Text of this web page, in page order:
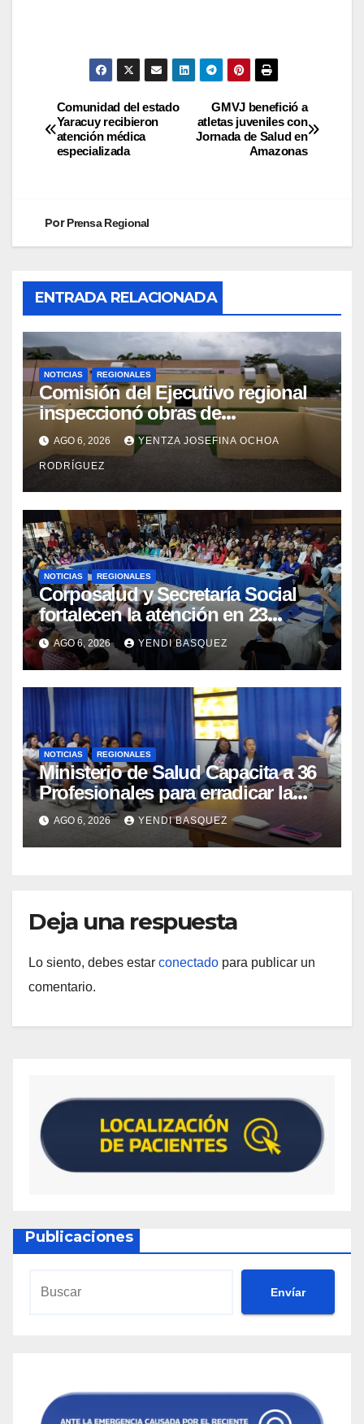
GMVJ benefició a
atletas juveniles con
Jornada de Salud en
Amazonas
Comunidad del estado
Yaracuy recibieron
atención médica
especializada
PorPrensa Regional
ENTRADA RELACIONADA
NOTICIAS REGIONALES
Comisión del Ejecutivo regional
inspeccionó obras de
recuperación en la Maternidad
Integral Aragua
AGO 6, 2026 YENTZA JOSEFINA OCHOA
RODRÍGUEZ
NOTICIAS REGIONALES
Corposalud y Secretaría Social
fortalecen la atención en 23
municipios
AGO 6, 2026 YENDI BASQUEZ
NOTICIAS REGIONALES
Ministerio de Salud Capacita a 36
Profesionales para erradicar la
Tuberculosis en Yaracuy
AGO 6, 2026 YENDI BASQUEZ
Deja una respuesta
Lo siento, debes estar conectado para publicar un
comentario.
Publicaciones
Envíar